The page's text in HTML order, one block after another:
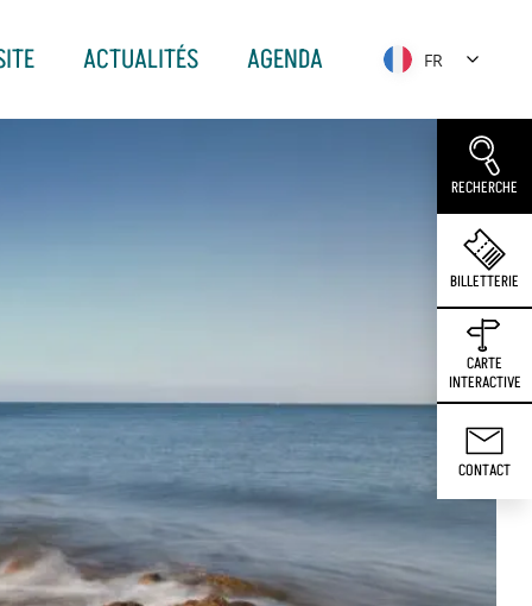
ACTUALITÉS AGENDA FR
RECHERCHE
BILLETTERIE
CARTE
INTERACTIVE
CONTACT